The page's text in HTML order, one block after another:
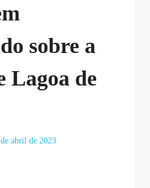
sobre a
Lagoa de
abril de 2023